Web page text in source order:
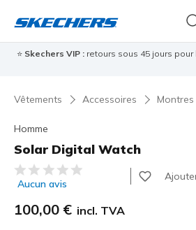
⭐ Skechers VIP : retours sous 45 jours
Vêtements Accessoires Montres
Homme
Solar Digital Watch
Évaluation client 3,1 sur 5
Aucun avis
100,00 € incl. TVA